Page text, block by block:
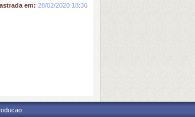
em: 28/02/2020 18:36